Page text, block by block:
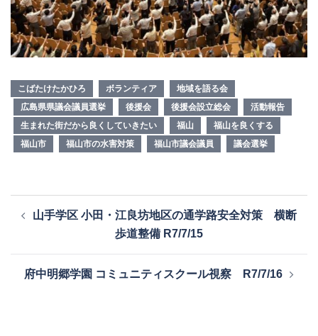
こばたけたかひろ ボランティア
地域を語る会
広島県県議会議員選挙
後援会 後援会設立総会
活動報告
生まれた街だから良くしていきたい
福山
福山を良くする
福山市
福山市の水害対策 福山市議会議員 議会選挙
稿
ゲ
山手学区 小田・江良坊地区の通学路安全対策 横断
歩道整備 R7/7/15
府中明郷学園 コミュニティスクール視察 R7/7/16